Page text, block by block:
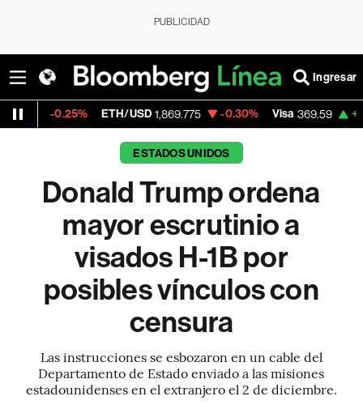
PUBLICIDAD
Ingresar
ETH/USD 1,869.775 -0.30% Visa 369.59 +1.07%
ESTADOS UNIDOS
Donald Trump ordena
mayor escrutinio a
visados H-1B por
posibles vínculos con
censura
Las instrucciones se esbozaron en un cable del
Departamento de Estado enviado a las misiones
estadounidenses en el extranjero el 2 de diciembre.